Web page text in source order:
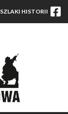
SZLAKI HISTORII